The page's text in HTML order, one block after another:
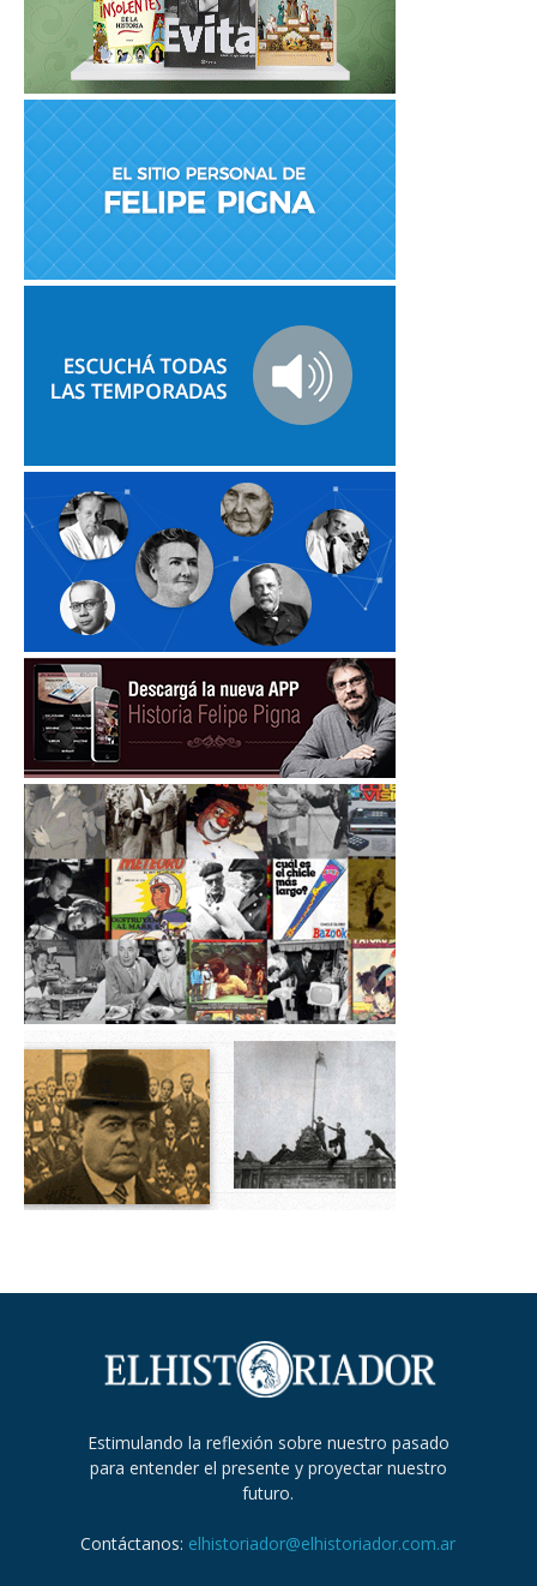
Estimulando la reflexión sobre nuestro pasado
para entender el presente y proyectar nuestro
futuro.
Contáctanos: elhistoriador@elhistoriador.com.ar